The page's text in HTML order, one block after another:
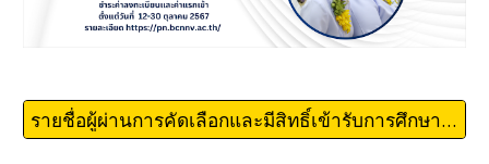
รายชื่อผู้ผ่านการคัดเลือกและมีสิทธิ์เข้ารับการศึกษา รอบที่ 2